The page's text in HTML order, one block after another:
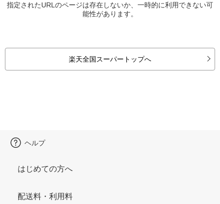
指定されたURLのページは存在しないか、一時的に利用できない可
能性があります。
楽天全国スーパートップへ
ヘルプ
はじめての方へ
配送料・利用料